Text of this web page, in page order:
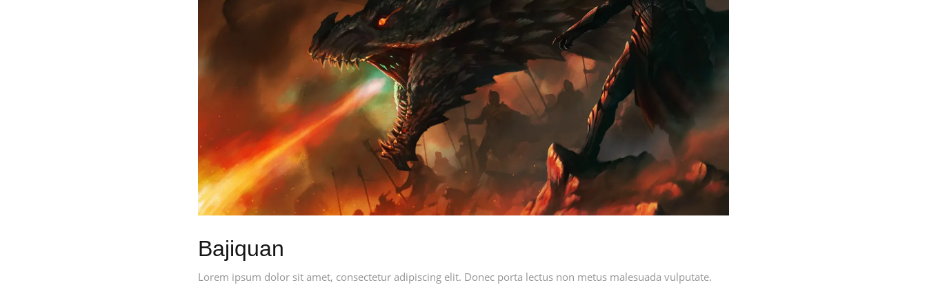
Bajiquan
Lorem ipsum dolor sit amet, consectetur adipiscing elit. Donec porta lectus non metus malesuada vulputate.